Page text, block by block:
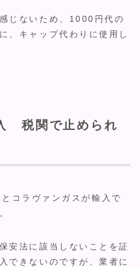
じないため、1000円代の
、キャップ代わりに使用し
税関で止められ
コラヴァンガスが輸入で
安法に該当しないことを証
できないのですが、業者に